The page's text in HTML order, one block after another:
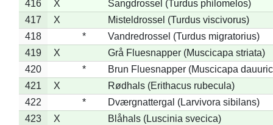
416
X
Sangdrossel (Turdus philomelos)
417
X
Misteldrossel (Turdus viscivorus)
418
*
Vandredrossel (Turdus migratorius)
419
X
Grå Fluesnapper (Muscicapa striata)
420
*
Brun Fluesnapper (Muscicapa
421
X
Rødhals (Erithacus rubecula)
422
*
Dværgnattergal (Larvivora sibilans)
423
X
Blåhals (Luscinia svecica)